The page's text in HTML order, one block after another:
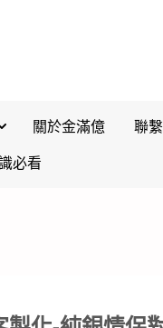
關於金滿億
聯
必看